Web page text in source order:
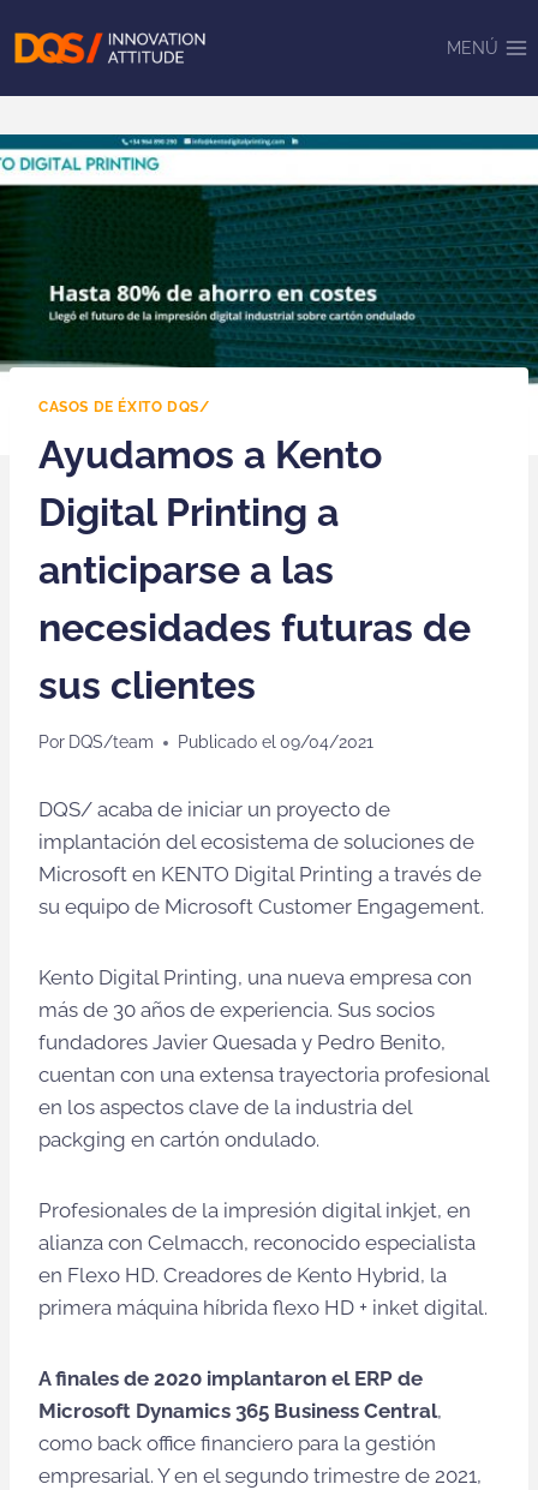
MENÚ
CASOS DE ÉXITO DQS/
Ayudamos a Kento
Digital Printing a
anticiparse a las
necesidades futuras de
sus clientes
Por DQS/team Publicado el 09/04/2021
DQS/ acaba de iniciar un proyecto de
implantación del ecosistema de soluciones de
Microsoft en KENTO Digital Printing a través de
su equipo de Microsoft Customer Engagement.
Kento Digital Printing, una nueva empresa con
más de 30 años de experiencia. Sus socios
fundadores Javier Quesada y Pedro Benito,
cuentan con una extensa trayectoria profesional
en los aspectos clave de la industria del
packging en cartón ondulado.
Profesionales de la impresión digital inkjet, en
alianza con Celmacch, reconocido especialista
en Flexo HD. Creadores de Kento Hybrid, la
primera máquina híbrida flexo HD + inket digital.
A finales de 2020 implantaron el ERP de
Microsoft Dynamics 365 Business Central,
como back office financiero para la gestión
empresarial. Y en el segundo trimestre de 2021,